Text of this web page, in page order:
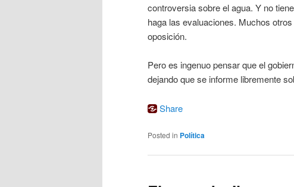
controversia sobre el agua. Y no
haga las evaluaciones. Muchos
oposición.
Pero es ingenuo pensar que el
dejando que se informe libremente
Share
Posted in Política